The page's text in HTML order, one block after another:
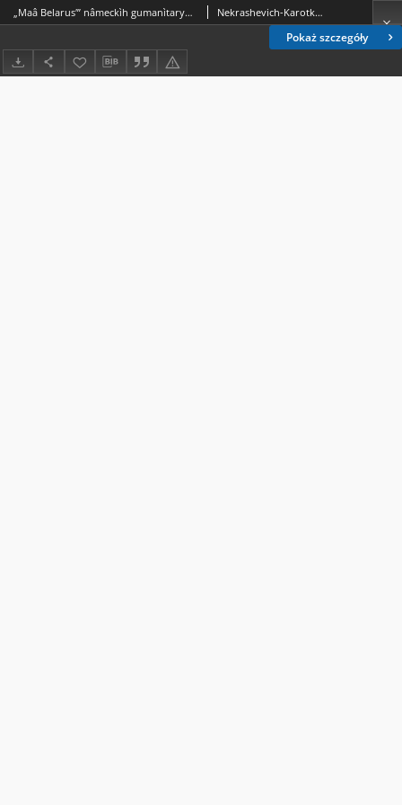
Pokaż szczegóły
„Maâ Belarusʹ” nâmeckìh gumanìtaryâǔ. Belarus-Reisen. Empfehlungen aus der deutschen Wissenschaft, hrsg. von Thomas M. Bohn und Marion Rutz. Wiesbaden: Harrassowitz Verlag, 2020, 270 s. Nekrashevich-Karotkaja, Zhanna. Rec.